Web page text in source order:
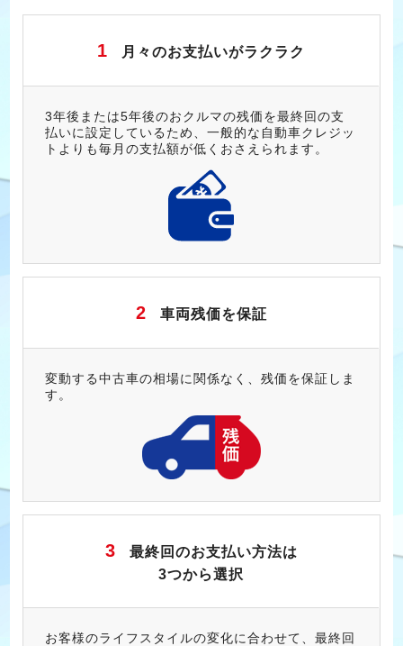
1 月々のお支払いがラクラク
3年後または5年後のおクルマの残価を最終回の支
払いに設定しているため、一般的な自動車クレジッ
トよりも毎月の支払額が低くおさえられます。
2 車両残価を保証
変動する中古車の相場に関係なく、残価を保証しま
す。
3
最終回のお支払い方法は
3つから選択
お客様のライフスタイルの変化に合わせて、最終回